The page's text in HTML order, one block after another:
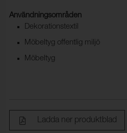
Användningsområden
Dekorationstextil
Möbeltyg offentlig miljö
Möbeltyg
Ladda ner produktblad